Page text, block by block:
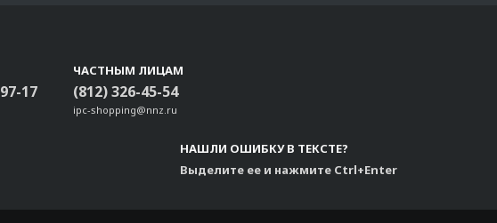
17
ЧАСТНЫМ ЛИЦАМ
(812) 326-45-54
ipc-shopping@nnz.ru
НАШЛИ ОШИБКУ В ТЕКСТЕ?
Выделите ее и нажмите Ctrl+Enter